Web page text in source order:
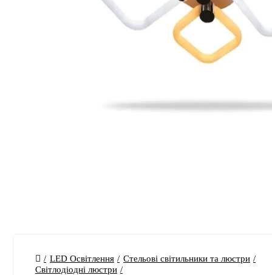
LED Освітлення
Стельові світильники та люстри
Світлодіодні люстри